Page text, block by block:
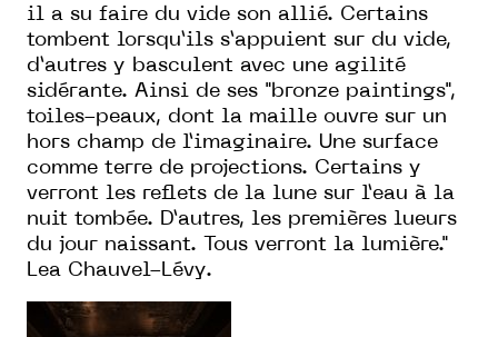
il a su faire du vide son allié. Certains
tombent lorsqu’ils s’appuient sur du vide,
d’autres y basculent avec une agilité
sidérante. Ainsi de ses "bronze paintings",
toiles-peaux, dont la maille ouvre sur un
hors champ de l’imaginaire. Une surface
comme terre de projections. Certains y
verront les reflets de la lune sur l’eau à la
nuit tombée. D’autres, les premières lueurs
du jour naissant. Tous verront la lumière."
Lea Chauvel-Lévy.